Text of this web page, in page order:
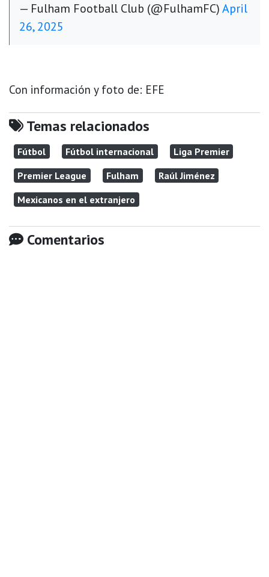
— Fulham Football Club (@FulhamFC)April
26, 2025
Con información y foto de: EFE
Temas relacionados
Fútbol Fútbol internacional
Liga Premier
Premier League
Fulham
Raúl Jiménez
Mexicanos en el extranjero
Comentarios